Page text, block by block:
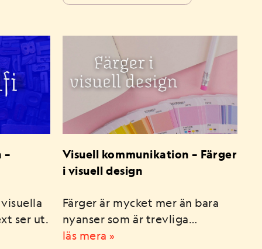
–
ser ut.
Visuell kommunikation – Färger
i visuell design
Färger är mycket mer än bara
nyanser som är trevliga…
läs mera »